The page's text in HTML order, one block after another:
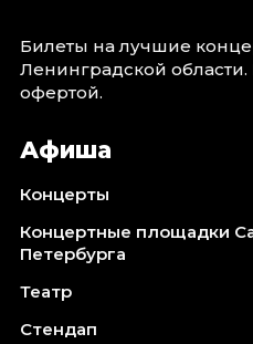
Билеты на лучшие
Ленинградской
офертой.
Афиша
Концерты
Концертные площадки
Петербурга
Театр
Стендап